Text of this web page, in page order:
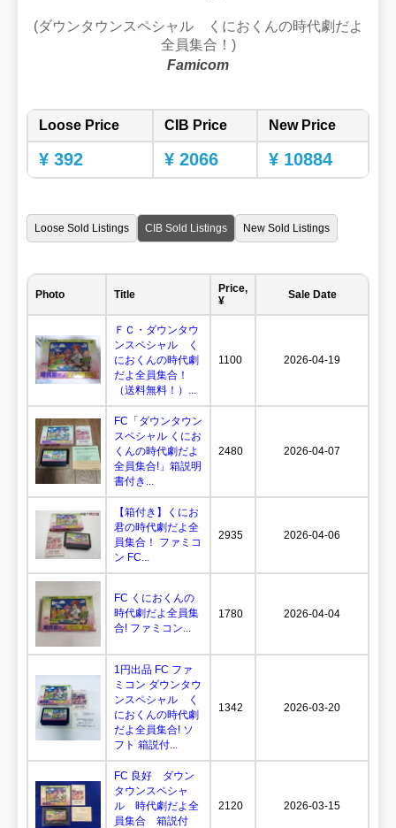
(ダウンタウンスペシャル くにおくんの時代劇だよ
全員集合！)
Famicom
Loose Price CIB Price New Price
¥ 392 ¥ 2066 ¥ 10884
Loose Sold Listings CIB Sold Listings New Sold Listings
Photo Title
Price,
¥
Sale Date
ＦＣ・ダウンタウ
ンスペシャル く
におくんの時代劇
だよ全員集合！
（送料無料！）...
1100 2026-04-19
FC「ダウンタウン
スペシャル くにお
くんの時代劇だよ
全員集合!」箱説明
書付き...
2480 2026-04-07
【箱付き】くにお
君の時代劇だよ全
員集合！ ファミコ
ン FC...
2935 2026-04-06
FC くにおくんの
時代劇だよ全員集
合! ファミコン...
1780 2026-04-04
1円出品 FC ファ
ミコン ダウンタウ
ンスペシャル く
におくんの時代劇
だよ全員集合! ソ
フト 箱説付...
1342 2026-03-20
FC 良好 ダウン
タウンスペシャ
ル 時代劇だよ全
員集合 箱説付
2120 2026-03-15